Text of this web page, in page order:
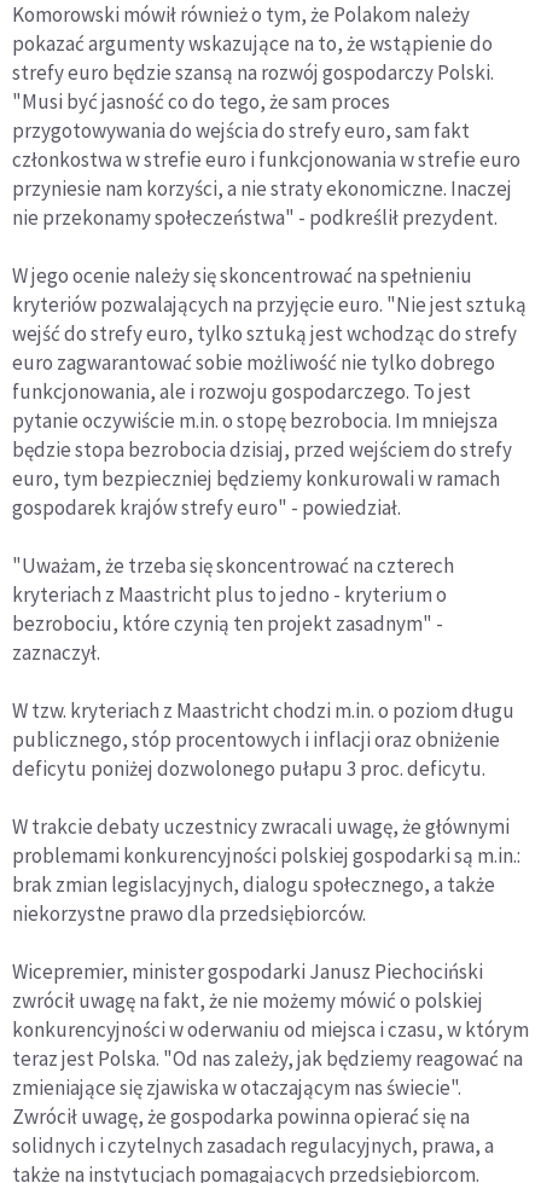
Komorowski mówił również o tym, że Polakom należy
pokazać argumenty wskazujące na to, że wstąpienie do
strefy euro będzie szansą na rozwój gospodarczy Polski.
"Musi być jasność co do tego, że sam proces
przygotowywania do wejścia do strefy euro, sam fakt
członkostwa w strefie euro i funkcjonowania w strefie euro
przyniesie nam korzyści, a nie straty ekonomiczne. Inaczej
nie przekonamy społeczeństwa" - podkreślił prezydent.
W jego ocenie należy się skoncentrować na spełnieniu
kryteriów pozwalających na przyjęcie euro. "Nie jest sztuką
wejść do strefy euro, tylko sztuką jest wchodząc do strefy
euro zagwarantować sobie możliwość nie tylko dobrego
funkcjonowania, ale i rozwoju gospodarczego. To jest
pytanie oczywiście m.in. o stopę bezrobocia. Im mniejsza
będzie stopa bezrobocia dzisiaj, przed wejściem do strefy
euro, tym bezpieczniej będziemy konkurowali w ramach
gospodarek krajów strefy euro" - powiedział.
"Uważam, że trzeba się skoncentrować na czterech
kryteriach z Maastricht plus to jedno - kryterium o
bezrobociu, które czynią ten projekt zasadnym" -
zaznaczył.
W tzw. kryteriach z Maastricht chodzi m.in. o poziom długu
publicznego, stóp procentowych i inflacji oraz obniżenie
deficytu poniżej dozwolonego pułapu 3 proc. deficytu.
W trakcie debaty uczestnicy zwracali uwagę, że głównymi
problemami konkurencyjności polskiej gospodarki są m.in.:
brak zmian legislacyjnych, dialogu społecznego, a także
niekorzystne prawo dla przedsiębiorców.
Wicepremier, minister gospodarki Janusz Piechociński
zwrócił uwagę na fakt, że nie możemy mówić o polskiej
konkurencyjności w oderwaniu od miejsca i czasu, w którym
teraz jest Polska. "Od nas zależy, jak będziemy reagować na
zmieniające się zjawiska w otaczającym nas świecie".
Zwrócił uwagę, że gospodarka powinna opierać się na
solidnych i czytelnych zasadach regulacyjnych, prawa, a
także na instytucjach pomagających przedsiębiorcom.